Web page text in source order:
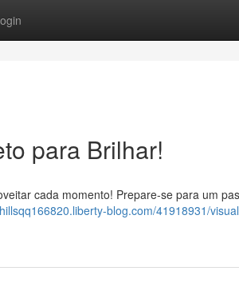
para Brilhar!
cada momento! Prepare-se para um
blog.com/41918931/